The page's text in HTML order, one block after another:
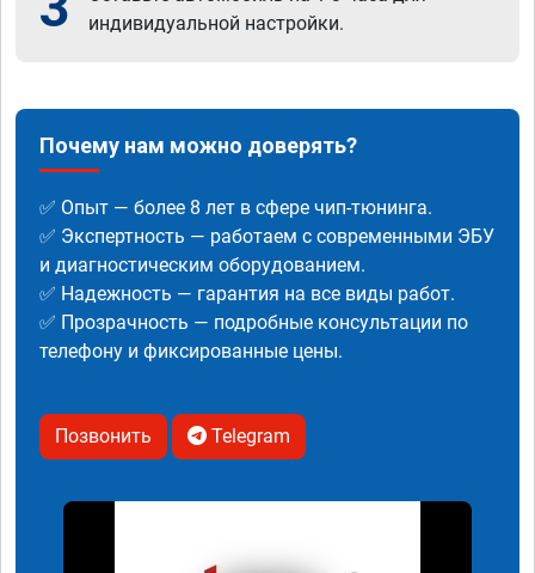
индивидуальной настройки.
Почему нам можно доверять?
✅ Опыт — более 8 лет в сфере чип-тюнинга.
✅ Экспертность — работаем с современными ЭБУ
и диагностическим оборудованием.
✅ Надежность — гарантия на все виды работ.
✅ Прозрачность — подробные консультации по
телефону и фиксированные цены.
Позвонить Telegram